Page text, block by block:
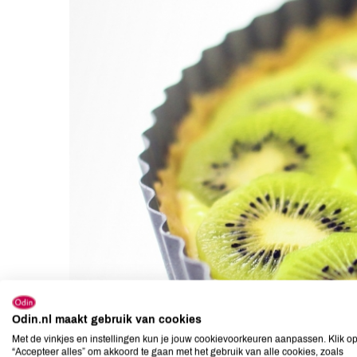
Odin.nl maakt gebruik van cookies
Met de vinkjes en instellingen kun je jouw cookievoorkeuren aanpassen. Klik op
“Accepteer alles” om akkoord te gaan met het gebruik van alle cookies, zoals